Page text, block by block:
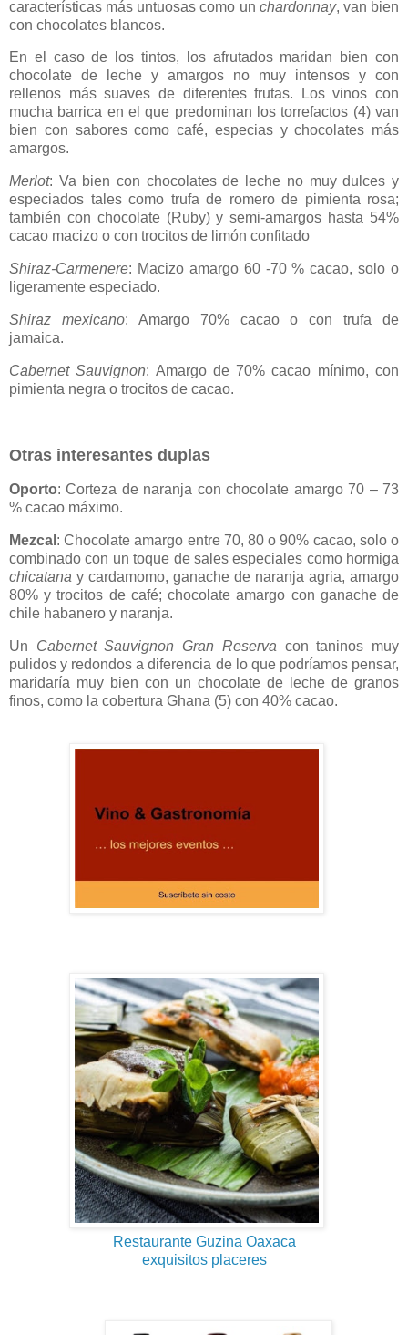
características más untuosas como un chardonnay, van bien
con chocolates blancos.
En el caso de los tintos, los afrutados maridan bien con
chocolate de leche y amargos no muy intensos y con
rellenos más suaves de diferentes frutas. Los vinos con
mucha barrica en el que predominan los torrefactos (4) van
bien con sabores como café, especias y chocolates más
amargos.
Merlot: Va bien con chocolates de leche no muy dulces y
especiados tales como trufa de romero de pimienta rosa;
también con chocolate (Ruby) y semi-amargos hasta 54%
cacao macizo o con trocitos de limón confitado
Shiraz-Carmenere: Macizo amargo 60 -70 % cacao, solo o
ligeramente especiado.
Shiraz mexicano: Amargo 70% cacao o con trufa de
jamaica.
Cabernet Sauvignon: Amargo de 70% cacao mínimo, con
pimienta negra o trocitos de cacao.
Otras interesantes duplas
Oporto: Corteza de naranja con chocolate amargo 70 – 73
% cacao máximo.
Mezcal : Chocolate amargo entre 70, 80 o 90% cacao, solo o
combinado con un toque de sales especiales como hormiga
chicatana y cardamomo, ganache de naranja agria, amargo
80% y trocitos de café; chocolate amargo con ganache de
chile habanero y naranja.
Un Cabernet Sauvignon Gran Reserva con taninos muy
pulidos y redondos a diferencia de lo que podríamos pensar,
maridaría muy bien con un chocolate de leche de granos
finos, como la cobertura Ghana (5) con 40% cacao.
Restaurante Guzina Oaxaca
exquisitos placeres